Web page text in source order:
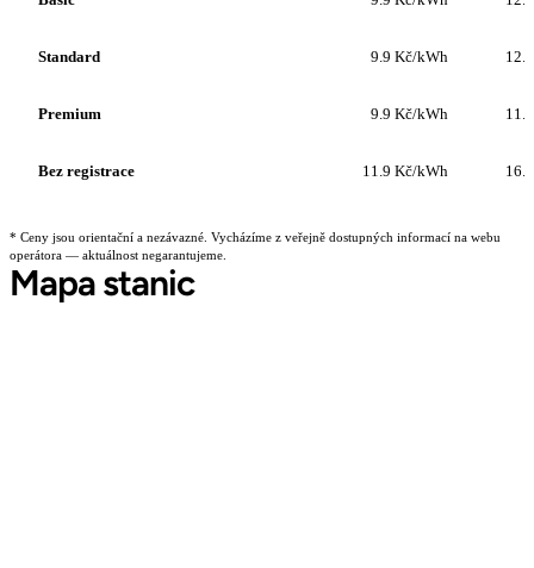
Standard 9.9 Kč/kWh
Premium 9.9 Kč/kWh
Bez registrace 11.9 Kč/kWh
* Ceny jsou orientační a nezávazné. Vycházíme z veřejně dostupných informací na webu
operátora — aktuálnost negarantujeme.
Mapa stanic